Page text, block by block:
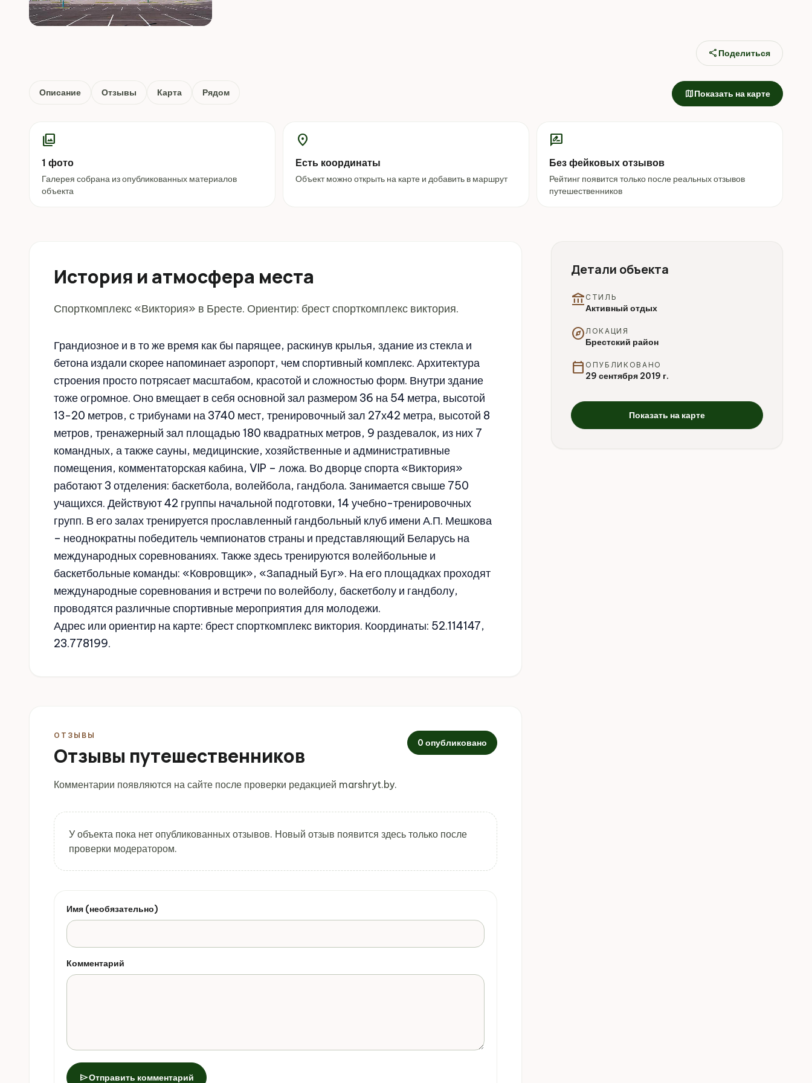
share Поделиться
Описание Отзывы Карта Рядом mapПоказать на карте
photo_library
1 фото
Галерея собрана из опубликованных материалов
объекта
location_on
Есть координаты
Объект можно открыть на карте и добавить в маршрут
rate_review
Без фейковых отзывов
Рейтинг появится только после реальных отзывов
путешественников
История и атмосфера места
Спорткомплекс «Виктория» в Бресте. Ориентир: брест спорткомплекс виктория.
Грандиозное и в то же время как бы парящее, раскинув крылья, здание из стекла и
бетона издали скорее напоминает аэропорт, чем спортивный комплекс. Архитектура
строения просто потрясает масштабом, красотой и сложностью форм. Внутри здание
тоже огромное. Оно вмещает в себя основной зал размером 36 на 54 метра, высотой
13-20 метров, с трибунами на 3740 мест, тренировочный зал 27х42 метра, высотой 8
метров, тренажерный зал площадью 180 квадратных метров, 9 раздевалок, из них 7
командных, а также сауны, медицинские, хозяйственные и административные
помещения, комментаторская кабина, VIP – ложа. Во дворце спорта «Виктория»
работают 3 отделения: баскетбола, волейбола, гандбола. Занимается свыше 750
учащихся. Действуют 42 группы начальной подготовки, 14 учебно-тренировочных
групп. В его залах тренируется прославленный гандбольный клуб имени А.П. Мешкова
– неоднократны победитель чемпионатов страны и представляющий Беларусь на
международных соревнованиях. Также здесь тренируются волейбольные и
баскетбольные команды: «Ковровщик», «Западный Буг». На его площадках проходят
международные соревнования и встречи по волейболу, баскетболу и гандболу,
проводятся различные спортивные мероприятия для молодежи.
Адрес или ориентир на карте: брест спорткомплекс виктория. Координаты: 52.114147,
23.778199.
ОТЗЫВЫ
Отзывы путешественников
0 опубликовано
Комментарии появляются на сайте после проверки редакцией marshryt.by.
У объекта пока нет опубликованных отзывов. Новый отзыв появится здесь только после
проверки модератором.
Имя (необязательно)
Комментарий
sendОтправить комментарий
Детали объекта
account_balance СТИЛЬ
Активный отдых
explore ЛОКАЦИЯ
Брестский район
calendar_today ОПУБЛИКОВАНО
29 сентября 2019 г.
Показать на карте